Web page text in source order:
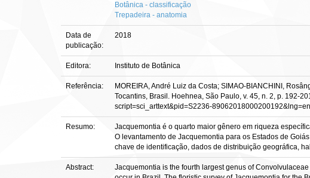
Botânica - classificação
Trepadeira - anatomia
Data de
publicação:
2018
Editora: Instituto de Botânica
Referência:
MOREIRA, André Luiz da Costa; SIMAO-BIANCHINI,
Tocantins, Brasil. Hoehnea, São Paulo, v. 45, n. 2, p. 192-
script=sci_arttext&pid=S2236-
Resumo:
Jacquemontia é o quarto maior gênero em riqueza
O levantamento de Jacquemontia para os Estados de
chave de identificação, dados de distribuição geográfica,
Abstract:
Jacquemontia is the fourth largest genus of